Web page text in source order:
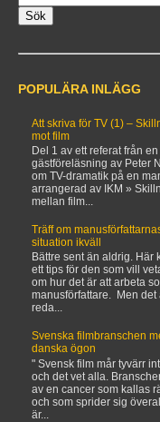
POPULÄRA INLÄGG
Att skriva för TV (1) –
mot film
Del 1 av ett referat från en
gästföreläsning av Peter
om TV-dramatik på en
arrangerad av IKM »
mellan film...
Träff om
situation ikväll
Bättre sent än aldrig. Här
ett tips för den som vill
om hur det är att arbeta
manusförfattare. Men det
reda...
Svenska filmbranschen
danska ögon
" Svensk film mår tyvärr
och det vet alla.
av en cancer som kallas
och som sprider sig
är...